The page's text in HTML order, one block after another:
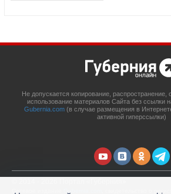
Не допускается копирование, распространение,
использование материалов Сайта без ссылки
Gubernia.com (в случае размещения в
активной гиперссылки)